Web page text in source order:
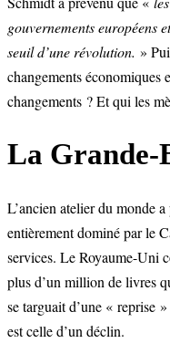
gouvernements européens
seuil d’une révolution. »
changements
changements ? Et qui les
La Grande-
L’ancien atelier du monde
entièrement dominé par le
services. Le Royaume-Uni
plus d’un million de livres
se targuait d’une « reprise
est celle d’un déclin.